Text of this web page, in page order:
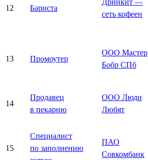
12 Бариста
сеть кофеен
13 Промоутер
ООО Мастер
Бобр СПб
14
Продавец
в пекарню
ООО Люди
Любят
15
Специалист
по заполнению
ПАО
Совкомбанк